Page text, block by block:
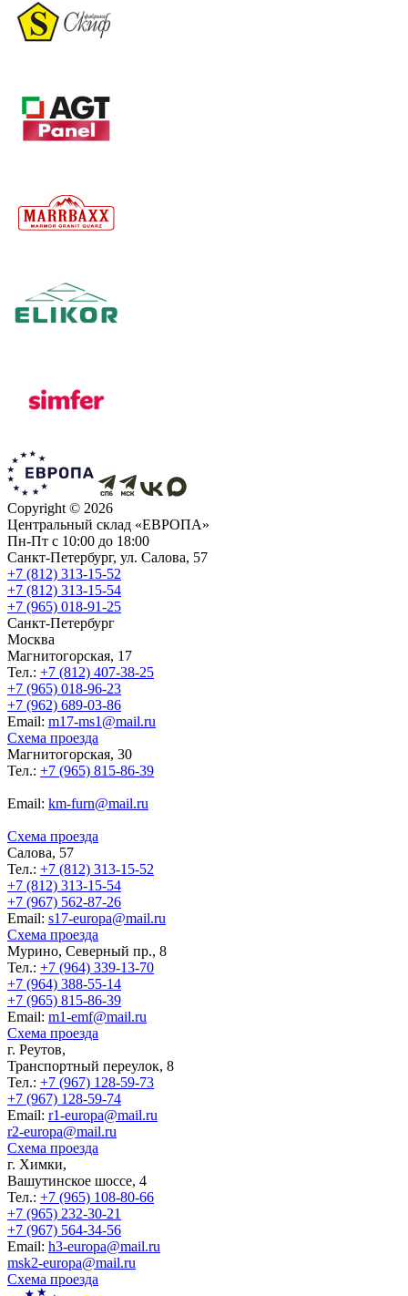
Copyright © 2026
Центральный склад «ЕВРОПА»
Пн-Пт с 10:00 до 18:00
Санкт-Петербург, ул. Салова, 57
+7 (812) 313-15-52
+7 (812) 313-15-54
+7 (965) 018-91-25
Санкт-Петербург
Москва
Магнитогорская, 17
Тел.: +7 (812) 407-38-25
+7 (965) 018-96-23
+7 (962) 689-03-86
Еmail: m17-ms1@mail.ru
Схема проезда
Магнитогорская, 30
Тел.: +7 (965) 815-86-39
Еmail: km-furn@mail.ru
Схема проезда
Салова, 57
Тел.: +7 (812) 313-15-52
+7 (812) 313-15-54
+7 (967) 562-87-26
Еmail: s17-europa@mail.ru
Схема проезда
Мурино, Северный пр., 8
Тел.: +7 (964) 339-13-70
+7 (964) 388-55-14
+7 (965) 815-86-39
Еmail: m1-emf@mail.ru
Схема проезда
г. Реутов,
Транспортный переулок, 8
Тел.: +7 (967) 128-59-73
+7 (967) 128-59-74
Еmail: r1-europa@mail.ru
r2-europa@mail.ru
Схема проезда
г. Химки,
Вашутинское шоссе, 4
Тел.: +7 (965) 108-80-66
+7 (965) 232-30-21
+7 (967) 564-34-56
Еmail: h3-europa@mail.ru
msk2-europa@mail.ru
Схема проезда